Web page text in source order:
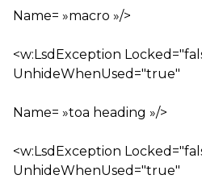
Name= »macro »/>
<w:LsdException
UnhideWhenUsed="true"
Name= »toa heading »/>
<w:LsdException
UnhideWhenUsed="true"